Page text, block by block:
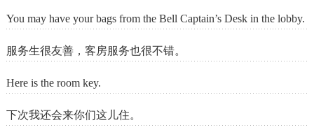
You may have your bags from the Bell Captain’s Desk in the lobby.
服务生很友善，客房服务也很不错。
Here is the room key.
下次我还会来你们这儿住。